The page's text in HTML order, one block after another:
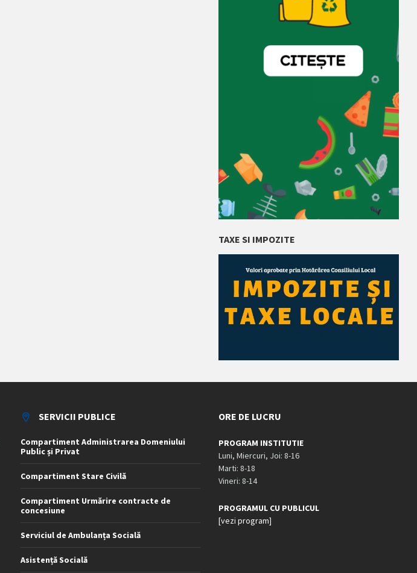
TAXE SI IMPOZITE
SERVICII PUBLICE
Compartiment Administrarea Domeniului
Public și Privat
Compartiment Stare Civilă
Compartiment Urmărire contracte de
concesiune
Serviciul de Ambulanța Socială
Asistență Socială
ORE DE LUCRU
PROGRAM INSTITUTIE
Luni, Miercuri, Joi: 8-16
Marti: 8-18
Vineri: 8-14
PROGRAMUL CU PUBLICUL
[vezi program]